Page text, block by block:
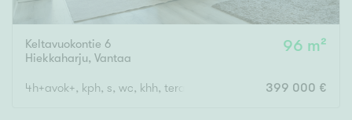
Keltavuokontie 6
Hiekkaharju, Vantaa
96 m²
4h+avok+, kph, s, wc, khh, terassi, var 399 000 €